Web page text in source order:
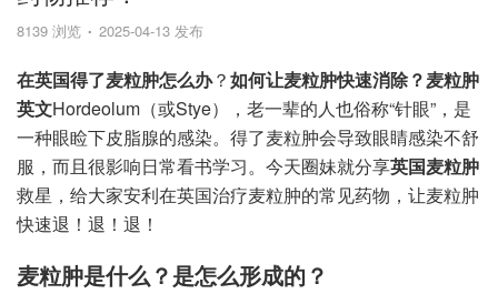
8139 浏览 2025-04-13 发布
在英国得了麦粒肿怎么办？如何让麦粒肿快速消除？麦粒肿
英文Hordeolum（或Stye），老一辈的人也俗称“针眼”，是
一种眼睑下皮脂腺的感染。得了麦粒肿会导致眼睛感染不舒
服，而且很影响日常看书学习。今天圈妹就分享英国麦粒肿
救星，给大家安利在英国治疗麦粒肿的常见药物，让麦粒肿
快速退！退！退！
麦粒肿是什么？是怎么形成的？